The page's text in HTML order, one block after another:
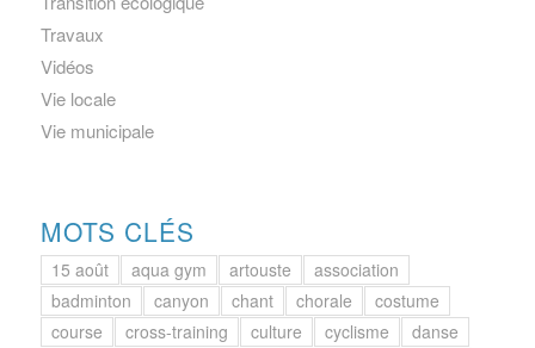
Travaux
Vidéos
Vie locale
Vie municipale
MOTS CLÉS
15 août aqua gym artouste
association
badminton
canyon chant chorale
costume
course
cross-training culture cyclisme
danse